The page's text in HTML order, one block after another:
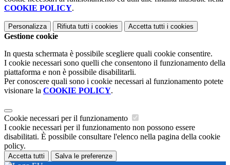
COOKIE POLICY.
Personalizza Rifiuta tutti i cookies Accetta tutti i cookies
Gestione cookie
In questa schermata è possibile scegliere quali cookie consentire.
I cookie necessari sono quelli che consentono il funzionamento della
piattaforma e non è possibile disabilitarli.
Per conoscere quali sono i cookie necessari al funzionamento potete
visionare la COOKIE POLICY.
Cookie necessari per il funzionamento
I cookie necessari per il funzionamento non possono essere
disabilitati. È possibile consultare l'elenco nella pagina della cookie
policy.
Accetta tutti Salva le preferenze